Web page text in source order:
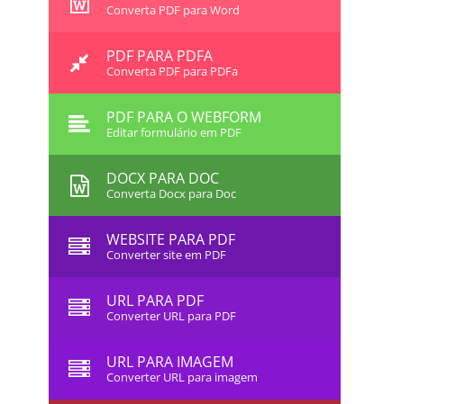
Converta PDF para Word
PDF PARA PDFA
Converta PDF para PDFa
PDF PARA O WEBFORM
Editar formulário em PDF
DOCX PARA DOC
Converta Docx para Doc
WEBSITE PARA PDF
Converter site em PDF
URL PARA PDF
Converter URL para PDF
URL PARA IMAGEM
Converter URL para imagem